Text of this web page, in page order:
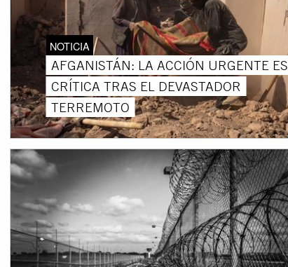
NOTICIA
AFGANISTÁN: LA ACCIÓN URGENTE ES
CRÍTICA TRAS EL DEVASTADOR
TERREMOTO